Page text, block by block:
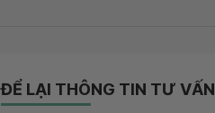
ĐỂ LẠI THÔNG TIN TƯ VẤN